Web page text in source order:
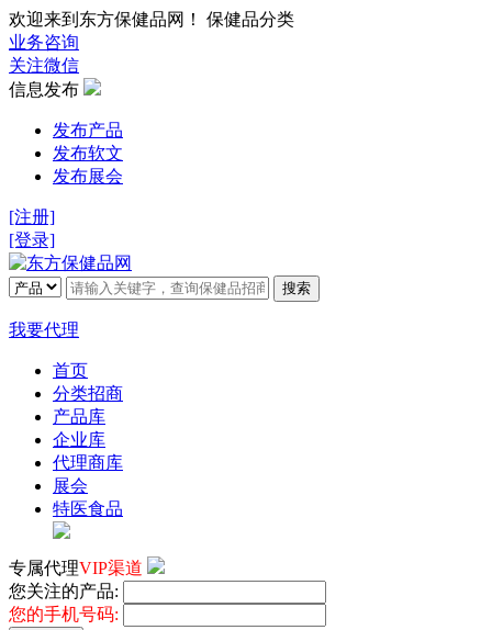
欢迎来到东方保健品网！ 保健品分类
业务咨询
关注微信
信息发布
发布产品
发布软文
发布展会
[注册]
[登录]
搜索
我要代理
首页
分类招商
产品库
企业库
代理商库
展会
特医食品
专属代理VIP渠道
您关注的产品:
您的手机号码: